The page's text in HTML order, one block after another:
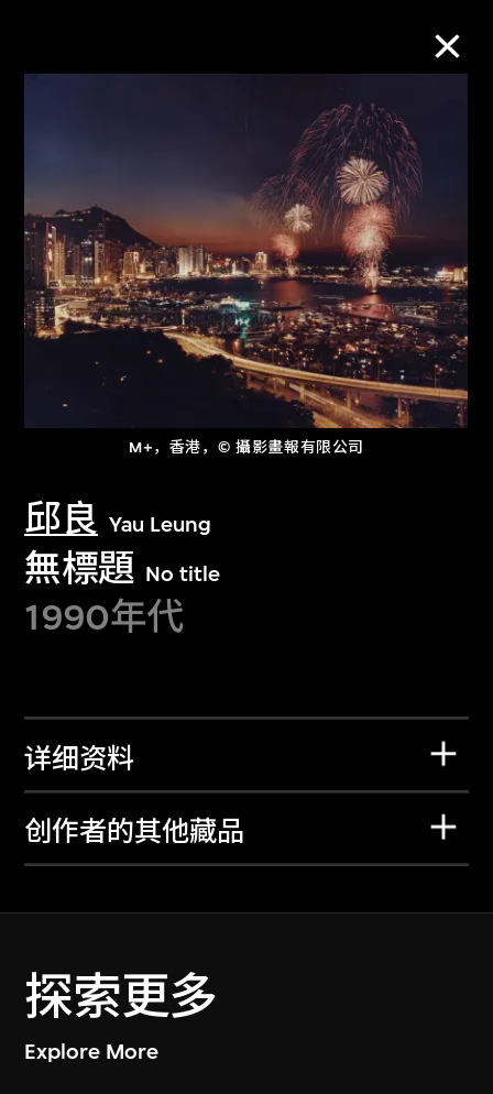
M+，香港，© 攝影畫報有限公司
邱良 Yau Leung
無標題 No title
1990年代
详细资料
创作者的其他藏品
探索更多
Explore More
M+藏品
进一步筛选 搜索
关于M+藏品
探索世界顶级的二十及二十一世纪视觉
文化藏品。